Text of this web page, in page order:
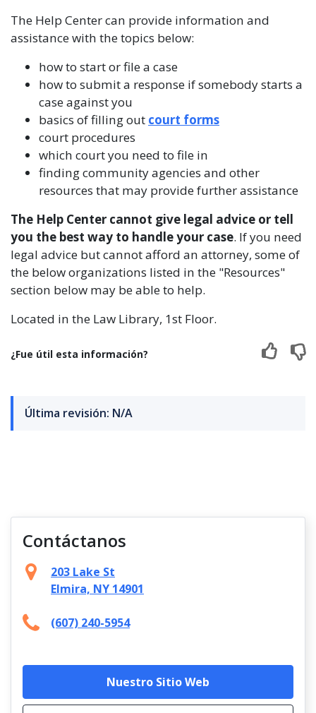
The Help Center can provide information and
assistance with the topics below:
how to start or file a case
how to submit a response if somebody starts a
case against you
basics of filling out court forms
court procedures
which court you need to file in
finding community agencies and other
resources that may provide further assistance
The Help Center cannot give legal advice or tell
you the best way to handle your case. If you need
legal advice but cannot afford an attorney, some of
the below organizations listed in the "Resources"
section below may be able to help.
Located in the Law Library, 1st Floor.
¿Fue útil esta información?
Última revisión: N/A
Contáctanos
203 Lake St
Elmira, NY 14901
(607) 240-5954
Nuestro Sitio Web